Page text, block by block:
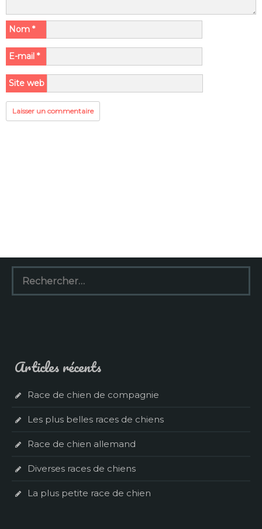
Nom *
E-mail *
Site web
Rechercher :
Articles récents
Race de chien de compagnie
Les plus belles races de chiens
Race de chien allemand
Diverses races de chiens
La plus petite race de chien